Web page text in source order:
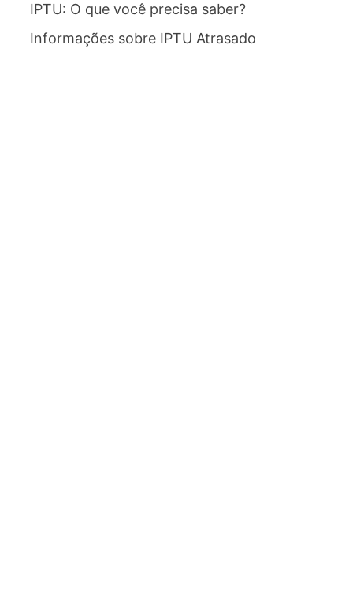
IPTU: O que você precisa saber?
Informações sobre IPTU Atrasado